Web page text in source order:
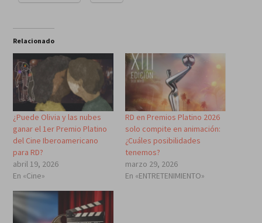
Relacionado
¿Puede Olivia y las nubes
ganar el 1er Premio Platino
del Cine Iberoamericano
para RD?
abril 19, 2026
En «Cine»
RD en Premios Platino 2026
solo compite en animación:
¿Cuáles posibilidades
tenemos?
marzo 29, 2026
En «ENTRETENIMIENTO»